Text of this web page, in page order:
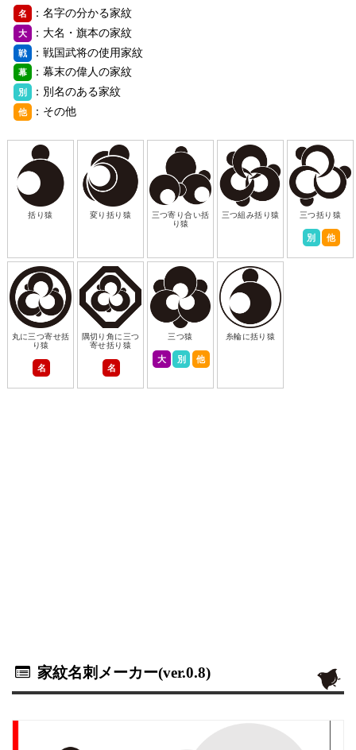
名 ：名字の分かる家紋
大 ：大名・旗本の家紋
戦 ：戦国武将の使用家紋
幕 ：幕末の偉人の家紋
別 ：別名のある家紋
他 ：その他
括り猿 変り括り猿
三つ寄り合い括
り猿
三つ組み括り猿 三つ括り猿
別 他
丸に三つ寄せ括
り猿
名
隅切り角に三つ
寄せ括り猿
名
三つ猿
大 別 他
糸輪に括り猿
家紋名刺メーカー(ver.0.8)